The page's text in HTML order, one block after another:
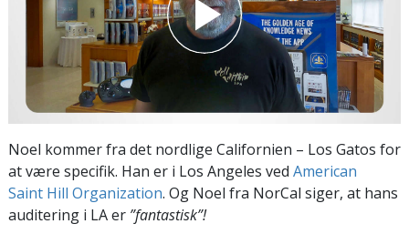
Noel kommer fra det nordlige Californien – Los Gatos for
at være specifik. Han er i Los Angeles ved American
Saint Hill Organization. Og Noel fra NorCal siger, at hans
auditering i LA er ”fantastisk”!